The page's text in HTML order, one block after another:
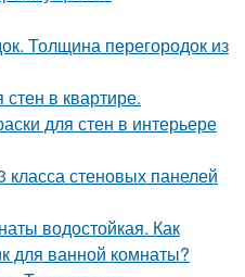
Толщина перегородок из
в квартире.
для стен в интерьере
стеновых панелей
водостойкая. Как
для ванной комнаты?